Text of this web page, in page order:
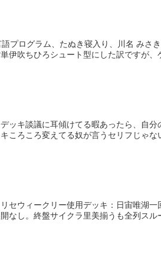
プログラム、たぬき寝入り、川名 みさ
伊吹ちひろシュート型にした訳ですが、
ッキ談議に耳傾けてる暇あったら、自
ころころ変えてる奴が言うセリフじゃな
セウィークリー使用デッキ：日宙唯
なし。終盤サイクラ里美揃うも全列スル